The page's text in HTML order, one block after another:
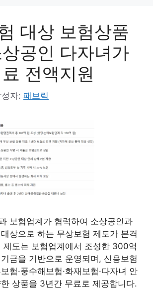
대상 보험상품
공인 다자녀가
전액지원
성자: 패브릭
보험업계가 협력하여 소상공인과
상으로 하는 무상보험 제도가 본격
제도는 보험업계에서 조성한 300억
금을 기반으로 운영되며, 신용보험
험·풍수해보험·화재보험·다자녀 안
상품을 3년간 무료로 제공합니다.